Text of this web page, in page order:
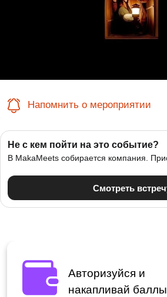
Напомнить о мероприятии
Авторизуйся и
накапливай баллы